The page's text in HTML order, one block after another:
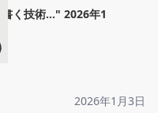
書く技術..." 2026年1
2026年1月3日